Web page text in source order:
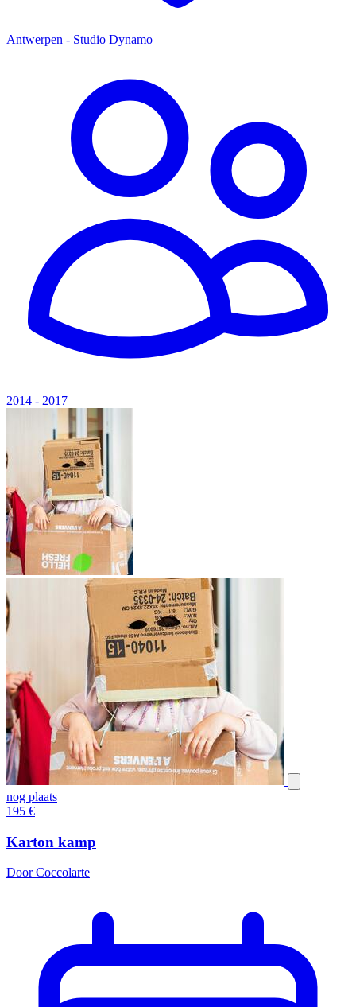
Antwerpen - Studio Dynamo
2014 - 2017
nog plaats
195 €
Karton kamp
Door Coccolarte